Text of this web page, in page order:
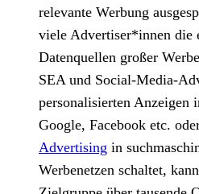
relevante Werbung
viele Advertiser*innen die
Datenquellen großer
SEA und Social-Media-
personalisierten Anzeigen
Google, Facebook etc.
Advertising in
Werbenetzen schaltet,